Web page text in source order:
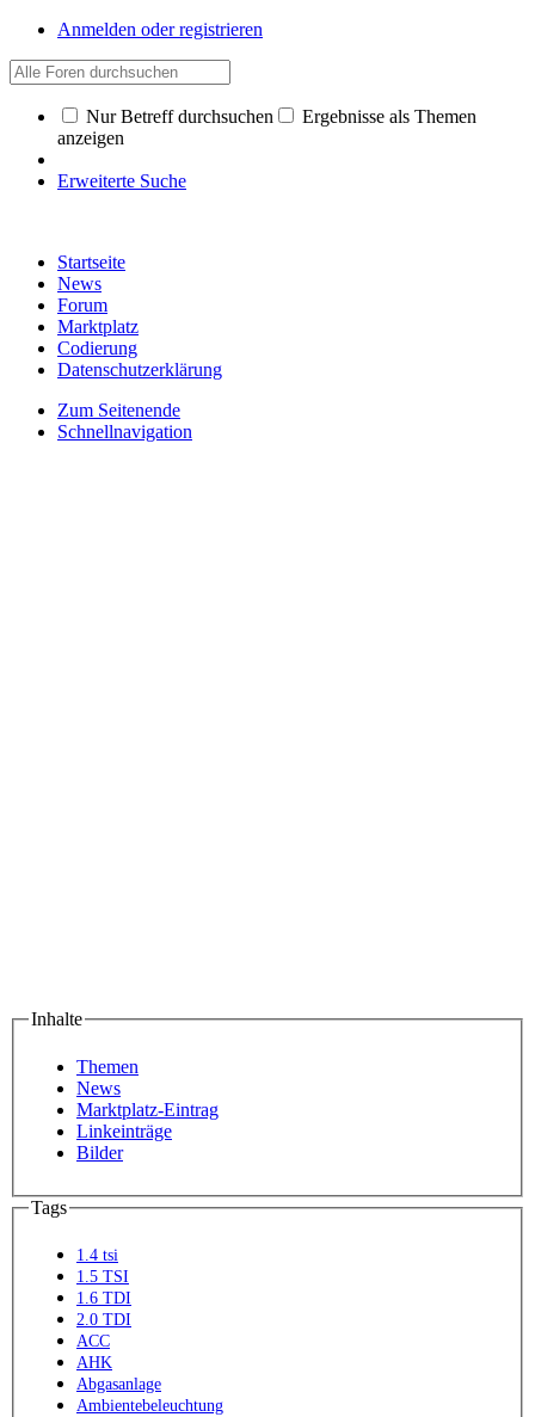
Anmelden oder registrieren
Nur Betreff durchsuchen
Ergebnisse als Themen
anzeigen
Erweiterte Suche
Startseite
News
Forum
Marktplatz
Codierung
Datenschutzerklärung
Zum Seitenende
Schnellnavigation
Inhalte
Themen
News
Marktplatz-Eintrag
Linkeinträge
Bilder
Tags
1.4 tsi
1.5 TSI
1.6 TDI
2.0 TDI
ACC
AHK
Abgasanlage
Ambientebeleuchtung